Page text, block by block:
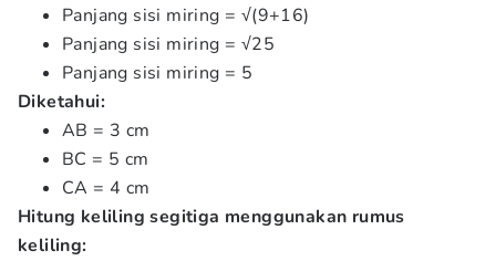
Panjang sisi miring = √(9+16)
Panjang sisi miring = √25
Panjang sisi miring = 5
Diketahui:
AB = 3 cm
BC = 5 cm
CA = 4 cm
Hitung keliling segitiga menggunakan rumus
keliling: